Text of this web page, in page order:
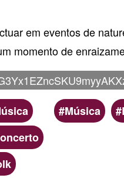
em eventos de
momento de
Palavras
chave
Música